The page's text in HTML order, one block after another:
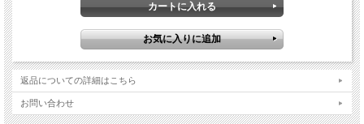
返品についての詳細はこちら
お問い合わせ